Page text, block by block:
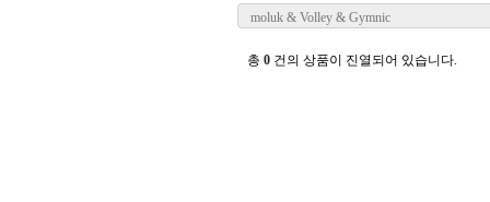
moluk & Volley & Gymnic
총 0 건의 상품이 진열되어 있습니다.